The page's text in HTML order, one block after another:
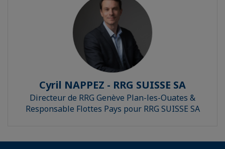
Cyril NAPPEZ - RRG SUISSE SA
Directeur de RRG Genève Plan-les-Ouates &
Responsable Flottes Pays pour RRG SUISSE SA